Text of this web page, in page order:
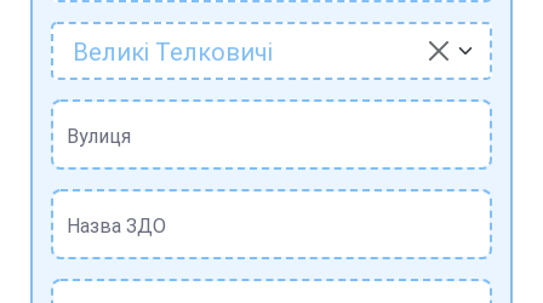
Великі Телковичі
Вулиця
Назва ЗДО